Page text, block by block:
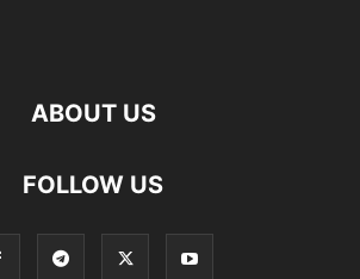
ABOUT US
FOLLOW US